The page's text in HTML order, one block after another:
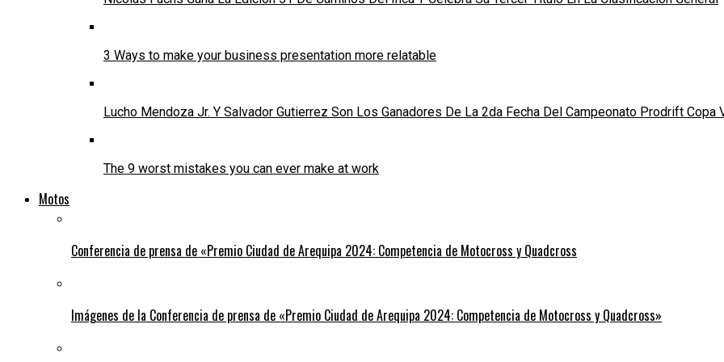
3 Ways to make your business presentation more relatable
Lucho Mendoza Jr. Y Salvador Gutierrez Son Los Ganadores De La 2da Fecha Del Campeonato Prodrift Copa
The 9 worst mistakes you can ever make at work
Motos
Conferencia de prensa de «Premio Ciudad de Arequipa 2024: Competencia de Motocross y Quadcross
Imágenes de la Conferencia de prensa de «Premio Ciudad de Arequipa 2024: Competencia de Motocross y Quadcross»